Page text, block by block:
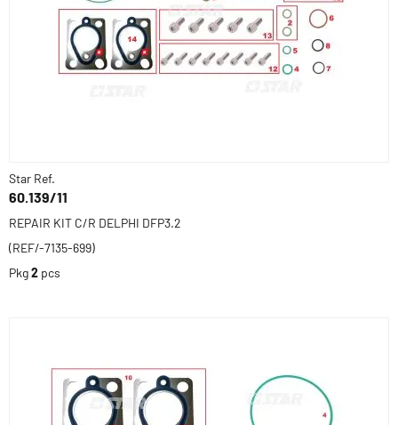
Star Ref.
60.139/11
REPAIR KIT C/R DELPHI DFP3.2
(REF/-7135-699)
Pkg2 pcs